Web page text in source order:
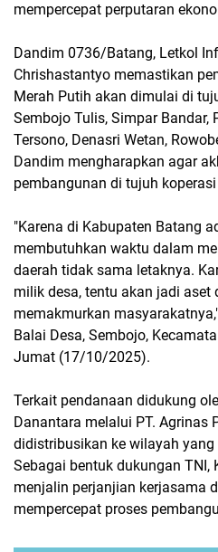
mempercepat perputaran
Dandim 0736/Batang, Letkol
Chrishastantyo memastikan
Merah Putih akan dimulai di
Sembojo Tulis, Simpar Bandar,
Tersono, Denasri Wetan,
Dandim mengharapkan agar
pembangunan di tujuh
"Karena di Kabupaten Batang
membutuhkan waktu dalam
daerah tidak sama letaknya.
milik desa, tentu akan jadi aset
memakmurkan
Balai Desa, Sembojo,
Jumat (17/10/2025).
Terkait pendanaan didukung
Danantara melalui PT. Agrinas
didistribusikan ke wilayah
Sebagai bentuk dukungan
menjalin perjanjian kerjasama
mempercepat proses